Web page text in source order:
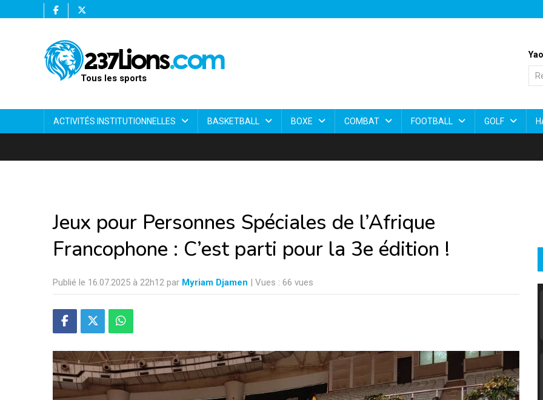
Tous les sports
ACTIVITÉS INSTITUTIONNELLES BASKETBALL BOXE COMBAT FOOTBALL GOLF
Jeux pour Personnes Spéciales de l’Afrique
Francophone : C’est parti pour la 3e édition !
Publié le 16.07.2025 à 22h12 par Myriam Djamen | Vues : 66 vues